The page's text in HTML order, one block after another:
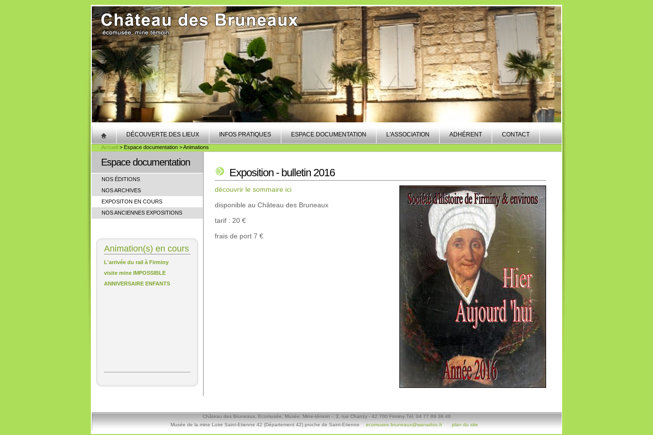
DÉCOUVERTE DES LIEUX INFOS PRATIQUES ESPACE DOCUMENTATION L'ASSOCIATION ADHÉRENT CONTACT
Accueil > Espace documentation > Animations
Espace documentation
NOS ÉDITIONS
NOS ARCHIVES
EXPOSITON EN COURS
NOS ANCIENNES EXPOSITIONS
Animation(s) en cours
L'arrivée du rail à Firminy
visite mine IMPOSSIBLE
ANNIVERSAIRE ENFANTS
Exposition - bulletin 2016
découvrir le sommaire ici
disponible au Château des Bruneaux
tarif : 20 €
frais de port 7 €
Château des Bruneaux, Ecomusée, Musée, Mine-témoin - 3, rue Chanzy - 42 700 Firminy Tél. 04 77 89 38 46
Musée de la mine Loire Saint-Etienne 42 (Département 42) proche de Saint-Etienne
ecomusee.bruneaux@wanadoo.fr plan du site